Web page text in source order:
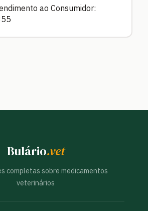
ao Consumidor:
Bulário.vet
completas sobre medicamentos
veterinários